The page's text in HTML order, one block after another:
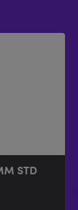
STD